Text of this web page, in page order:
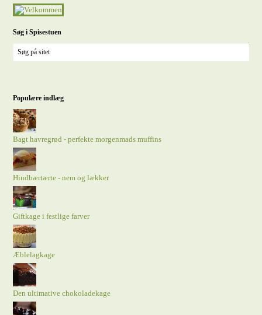
Søg i Spisestuen
Populære indlæg
Bagt havregrød - perfekte morgenmads muffins
Hindbærtærte - nem og lækker
Giftkage i festlige farver
Æblelagkage
Den ultimative chokoladekage